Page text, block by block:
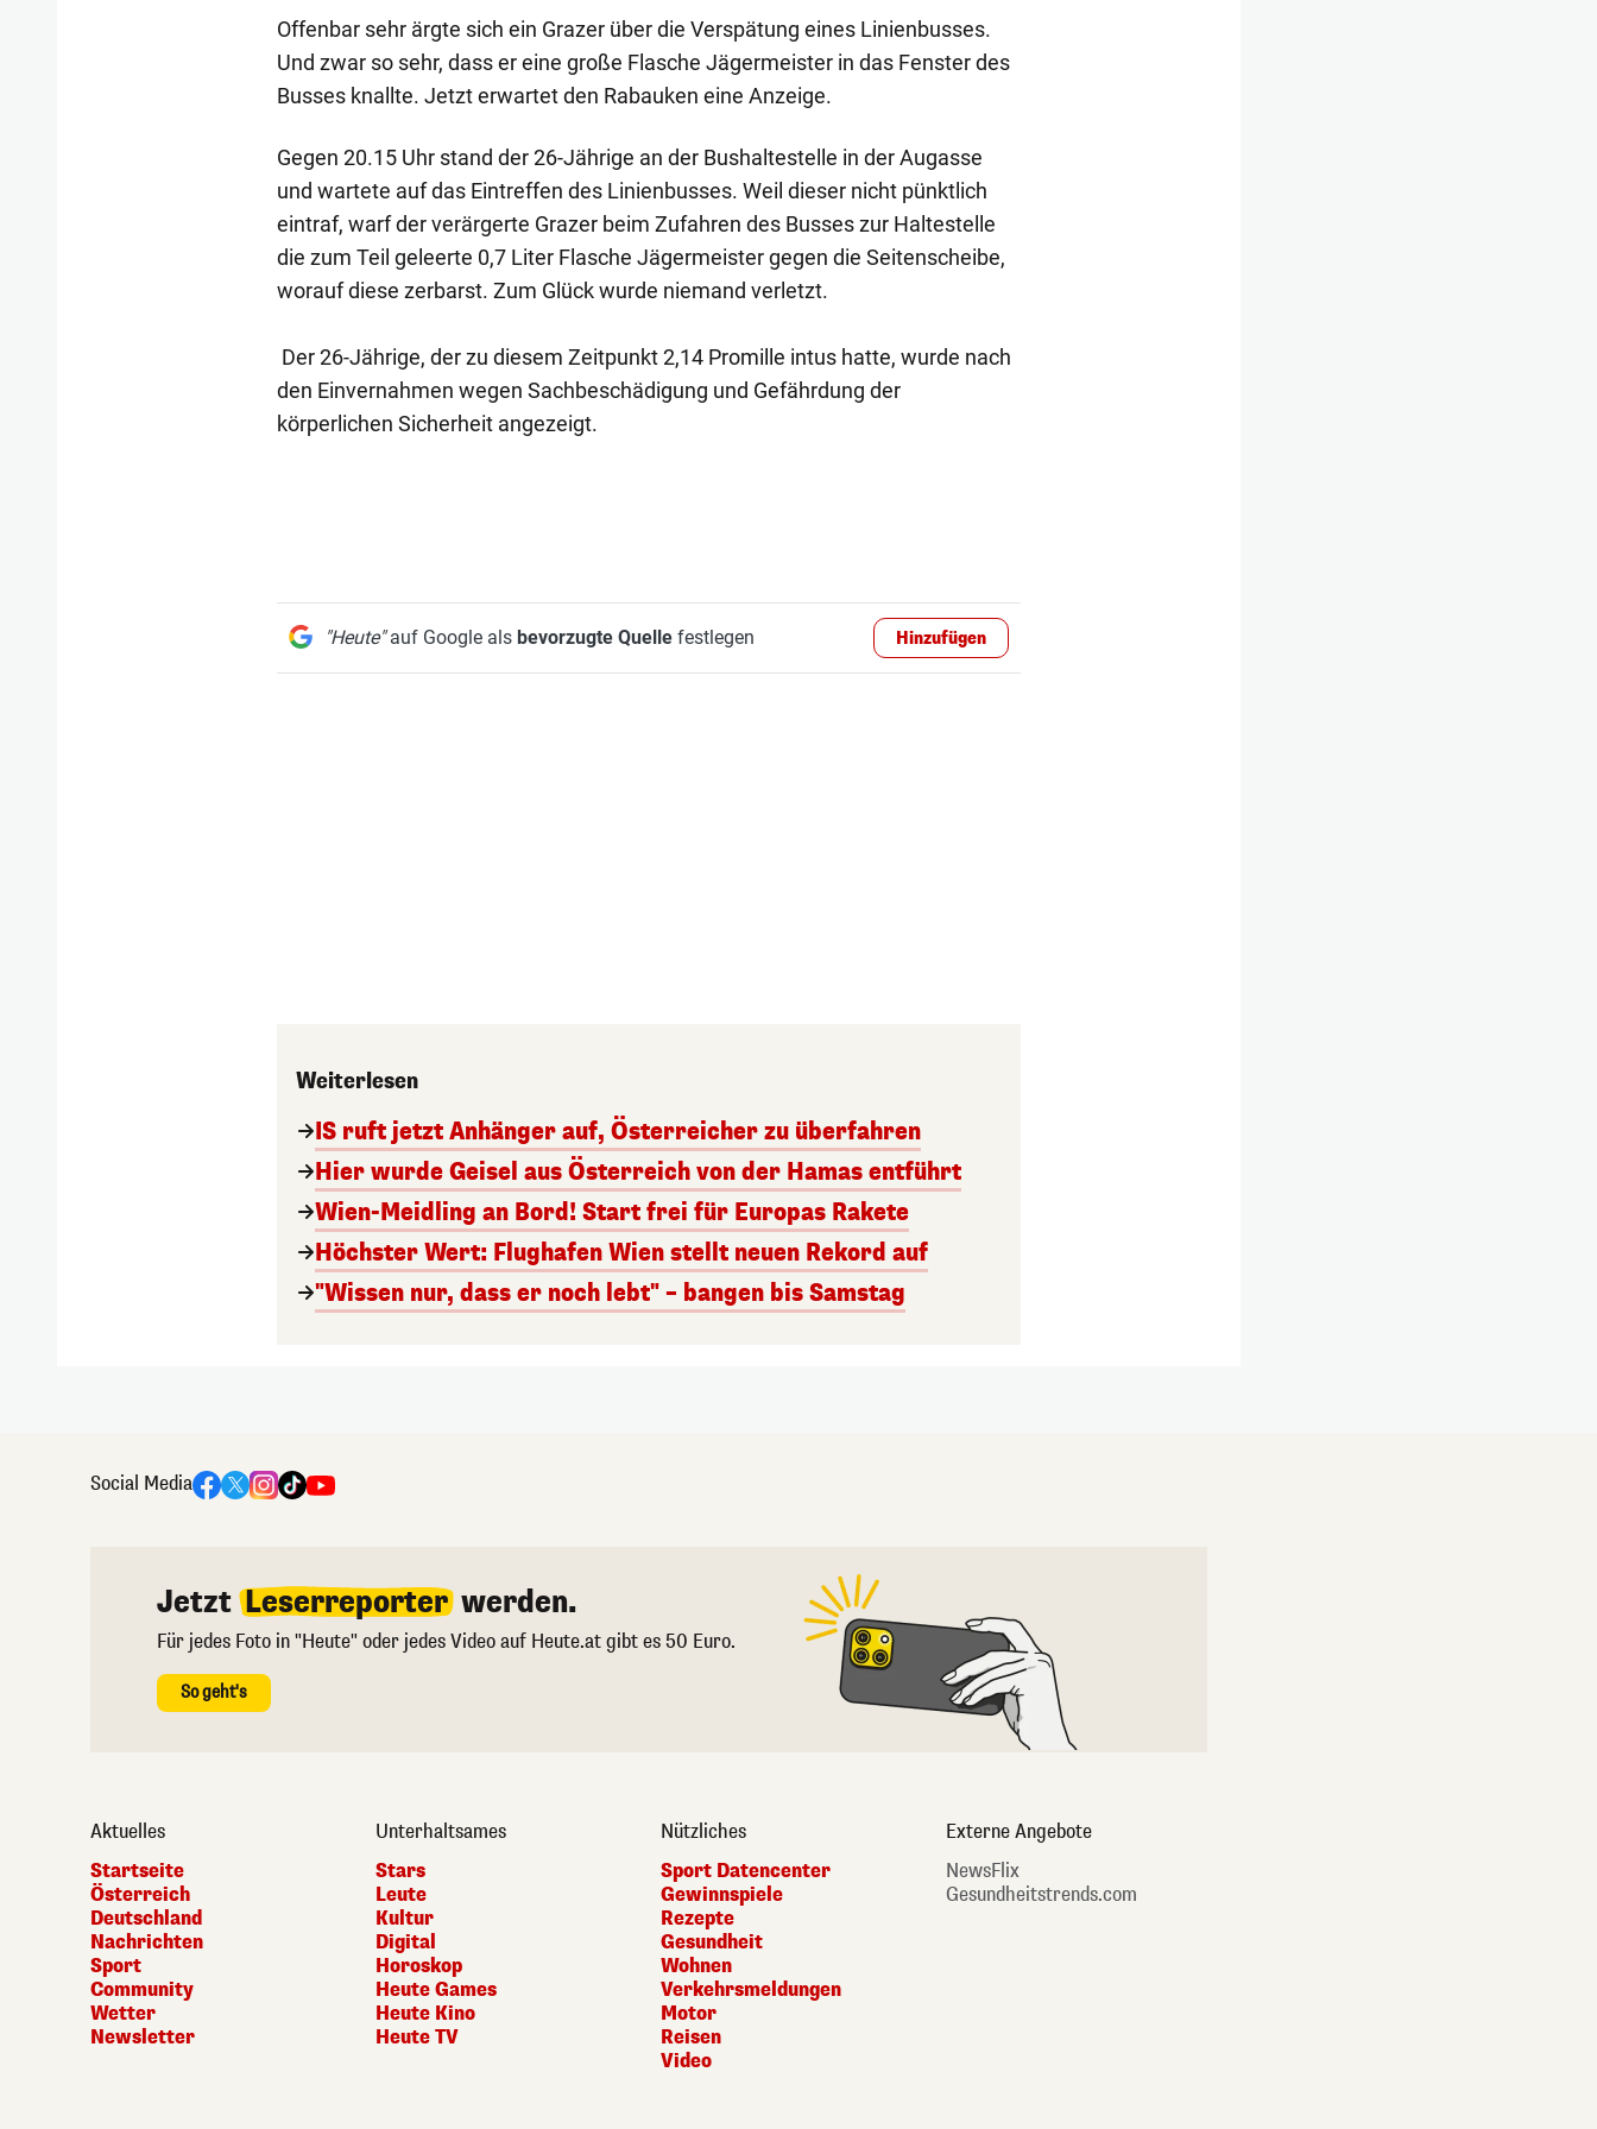
Offenbar sehr ärgte sich ein Grazer über die Verspätung eines Linienbusses.
Und zwar so sehr, dass er eine große Flasche Jägermeister in das Fenster des
Busses knallte. Jetzt erwartet den Rabauken eine Anzeige.
Gegen 20.15 Uhr stand der 26-Jährige an der Bushaltestelle in der Augasse
und wartete auf das Eintreffen des Linienbusses. Weil dieser nicht pünktlich
eintraf, warf der verärgerte Grazer beim Zufahren des Busses zur Haltestelle
die zum Teil geleerte 0,7 Liter Flasche Jägermeister gegen die Seitenscheibe,
worauf diese zerbarst. Zum Glück wurde niemand verletzt.
Der 26-Jährige, der zu diesem Zeitpunkt 2,14 Promille intus hatte, wurde nach
den Einvernahmen wegen Sachbeschädigung und Gefährdung der
körperlichen Sicherheit angezeigt.
"Heute"auf Google als bevorzugte Quellefestlegen Hinzufügen
Weiterlesen
IS ruft jetzt Anhänger auf, Österreicher zu überfahren
Hier wurde Geisel aus Österreich von der Hamas entführt
Wien-Meidling an Bord! Start frei für Europas Rakete
Höchster Wert: Flughafen Wien stellt neuen Rekord auf
"Wissen nur, dass er noch lebt" – bangen bis Samstag
Social Media
Jetzt Leserreporter werden.
Für jedes Foto in "Heute" oder jedes Video auf Heute.at gibt es 50 Euro.
So geht's
Aktuelles
Startseite
Österreich
Deutschland
Nachrichten
Sport
Community
Wetter
Newsletter
Unterhaltsames
Stars
Leute
Kultur
Digital
Horoskop
Heute Games
Heute Kino
Heute TV
Nützliches
Sport Datencenter
Gewinnspiele
Rezepte
Gesundheit
Wohnen
Verkehrsmeldungen
Motor
Reisen
Video
Externe Angebote
NewsFlix
Gesundheitstrends.com